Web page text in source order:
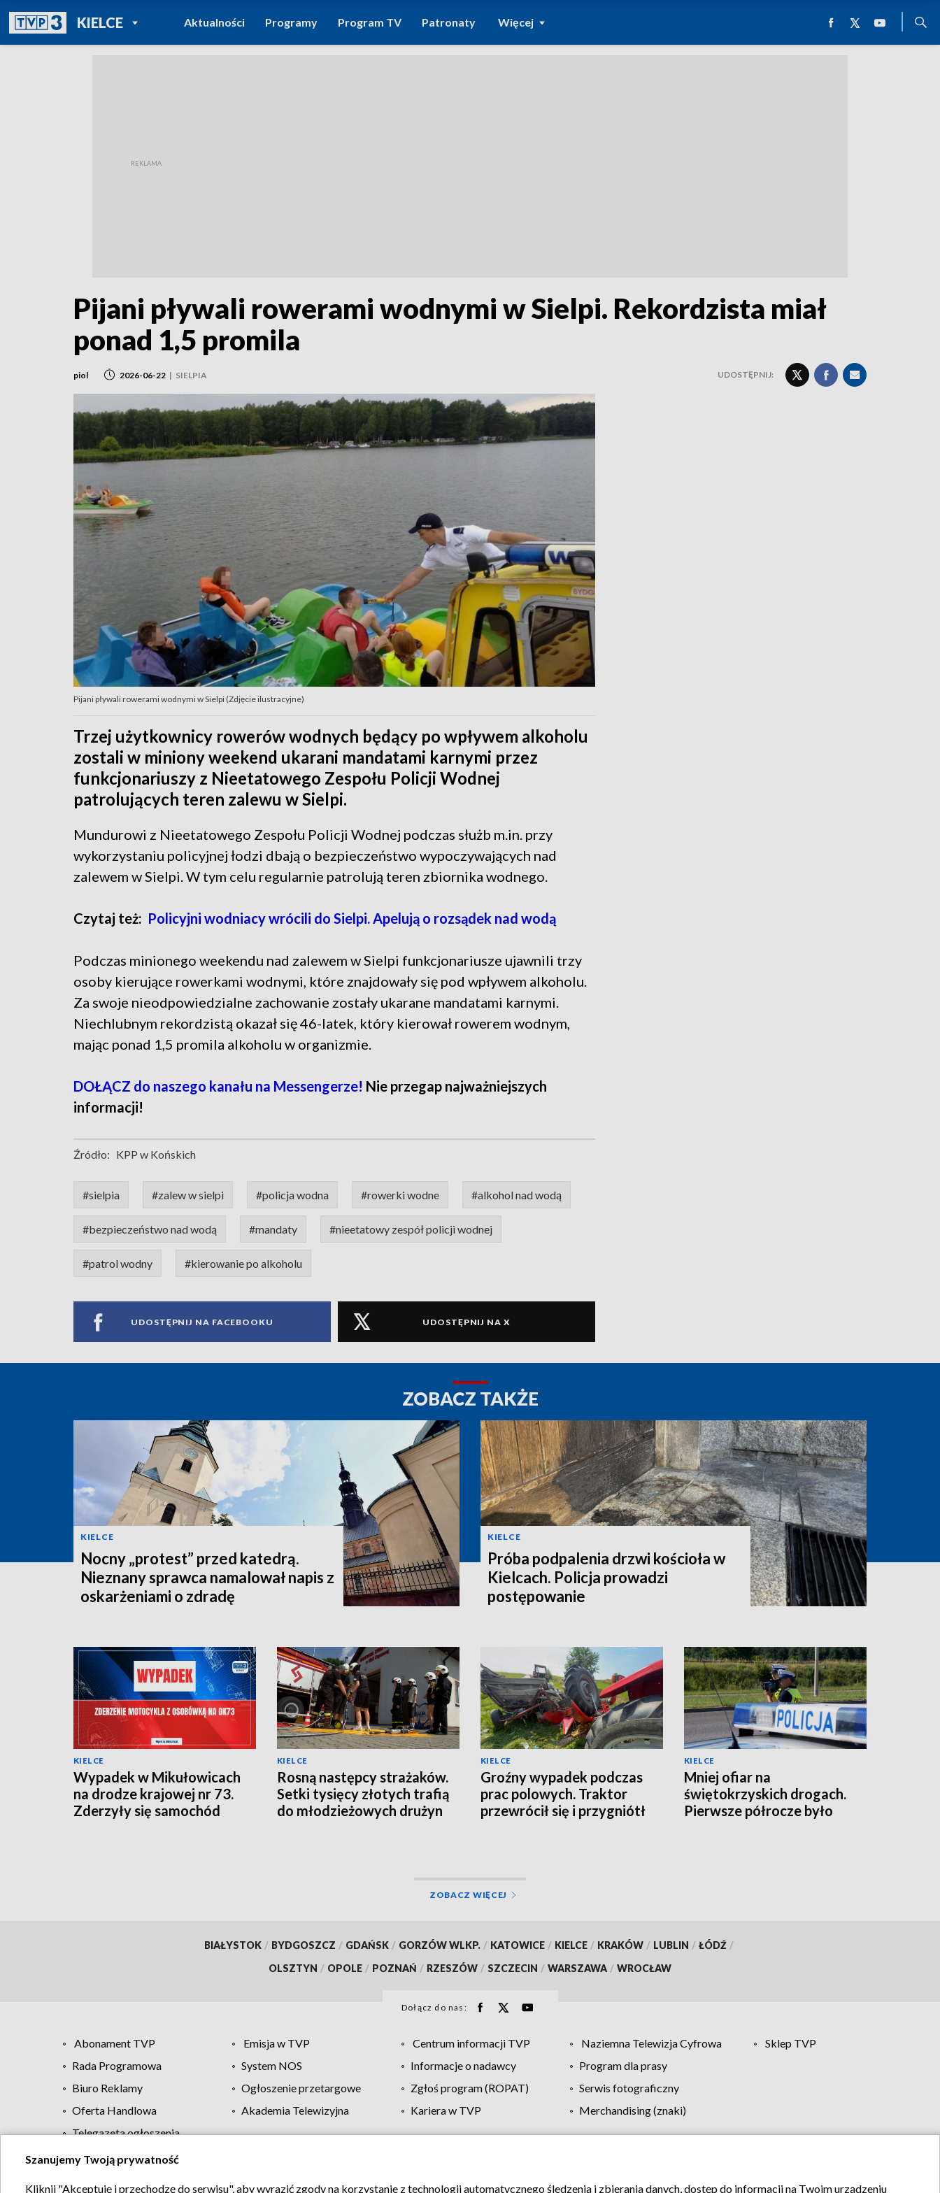
KIELCEPOWRÓT DO
TVP REGIONY
Aktualności Programy Program TV Patronaty Więcej
Pijani pływali rowerami wodnymi w Sielpi. Rekordzista miał
ponad 1,5 promila
piol 2026-06-22 | SIELPIA UDOSTĘPNIJ:
Pijani pływali rowerami wodnymi w Sielpi (Zdjęcie ilustracyjne)
Trzej użytkownicy rowerów wodnych będący po wpływem alkoholu
zostali w miniony weekend ukarani mandatami karnymi przez
funkcjonariuszy z Nieetatowego Zespołu Policji Wodnej
patrolujących teren zalewu w Sielpi.
Mundurowi z Nieetatowego Zespołu Policji Wodnej podczas służb m.in. przy
wykorzystaniu policyjnej łodzi dbają o bezpieczeństwo wypoczywających nad
zalewem w Sielpi. W tym celu regularnie patrolują teren zbiornika wodnego.
Czytaj też: Policyjni wodniacy wrócili do Sielpi. Apelują o rozsądek nad wodą
Podczas minionego weekendu nad zalewem w Sielpi funkcjonariusze ujawnili trzy
osoby kierujące rowerkami wodnymi, które znajdowały się pod wpływem alkoholu.
Za swoje nieodpowiedzialne zachowanie zostały ukarane mandatami karnymi.
Niechlubnym rekordzistą okazał się 46-latek, który kierował rowerem wodnym,
mając ponad 1,5 promila alkoholu w organizmie.
DOŁĄCZ do naszego kanału na Messengerze! Nie przegap najważniejszych
informacji!
Źródło: KPP w Końskich
#sielpia #zalew w sielpi #policja wodna #rowerki wodne #alkohol nad wodą
#bezpieczeństwo nad wodą #mandaty #nieetatowy zespół policji wodnej
#patrol wodny #kierowanie po alkoholu
UDOSTĘPNIJ NA FACEBOOKU UDOSTĘPNIJ NA X
ZOBACZ TAKŻE
KIELCE
Nocny „protest” przed katedrą.
Nieznany sprawca namalował napis z
oskarżeniami o zdradę
KIELCE
Próba podpalenia drzwi kościoła w
Kielcach. Policja prowadzi
postępowanie
KIELCE
Wypadek w Mikułowicach
na drodze krajowej nr 73.
Zderzyły się samochód
KIELCE
Rosną następcy strażaków.
Setki tysięcy złotych trafią
do młodzieżowych drużyn
KIELCE
Groźny wypadek podczas
prac polowych. Traktor
przewrócił się i przygniótł
KIELCE
Mniej ofiar na
świętokrzyskich drogach.
Pierwsze półrocze było
ZOBACZ WIĘCEJ
BIAŁYSTOK / BYDGOSZCZ / GDAŃSK / GORZÓW WLKP. / KATOWICE / KIELCE / KRAKÓW / LUBLIN / ŁÓDŹ /
OLSZTYN / OPOLE / POZNAŃ / RZESZÓW / SZCZECIN / WARSZAWA / WROCŁAW
Dołącz do nas:
Abonament TVP Emisja w TVP Centrum informacji TVP Naziemna Telewizja Cyfrowa
Sklep TVP
Rada Programowa
System NOS Informacje o nadawcy
Program dla prasy
Biuro Reklamy
Ogłoszenie przetargowe Zgłoś program (ROPAT)
Serwis fotograficzny
Oferta Handlowa
Akademia Telewizyjna Kariera w TVP
Merchandising (znaki)
Telegazeta ogłoszenia
Regulamin TVP Polityka prywatności Moje zgody Pomoc Biuro reklamy Kontakt
Szanujemy Twoją prywatność
Kliknij "Akceptuję i przechodzę do serwisu", aby wyrazić zgody na korzystanie z technologii automatycznego śledzenia i zbierania danych, dostęp do informacji na Twoim urządzeniu